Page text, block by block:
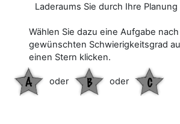
Laderaums Sie durch Ihre
Wählen Sie dazu eine Aufgabe
gewünschten Schwierigkeitsgrad
einen Stern klicken.
oder oder